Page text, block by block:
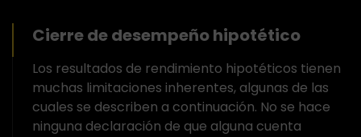
Cierre de desempeño hipotético
Los resultados de rendimiento hipotéticos tienen
muchas limitaciones inherentes, algunas de las
cuales se describen a continuación. No se hace
ninguna declaración de que alguna cuenta